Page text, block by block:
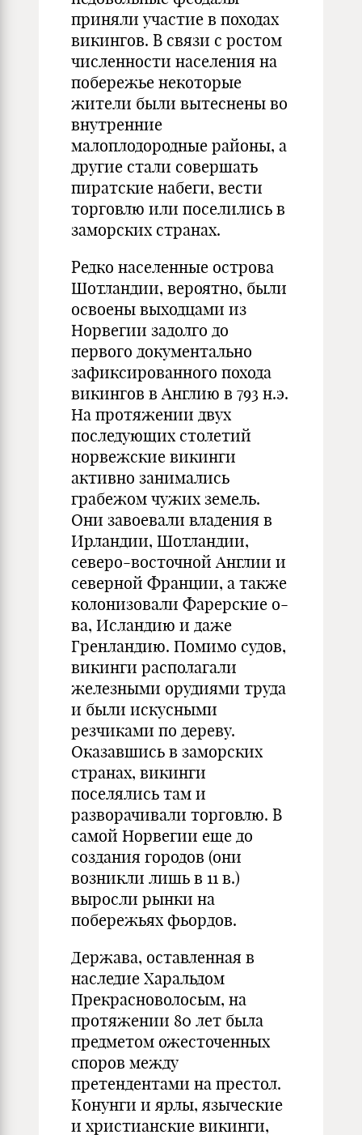
приняли участие в походах
викингов. В связи с ростом
численности населения на
побережье некоторые
жители были вытеснены во
внутренние
малоплодородные районы, а
другие стали совершать
пиратские набеги, вести
торговлю или поселились в
заморских странах.
Редко населенные острова
Шотландии, вероятно, были
освоены выходцами из
Норвегии задолго до
первого документально
зафиксированного похода
викингов в Англию в 793 н.э.
На протяжении двух
последующих столетий
норвежские викинги
активно занимались
грабежом чужих земель.
Они завоевали владения в
Ирландии, Шотландии,
северо-восточной Англии и
северной Франции, а также
колонизовали Фарерские о-
ва, Исландию и даже
Гренландию. Помимо судов,
викинги располагали
железными орудиями труда
и были искусными
резчиками по дереву.
Оказавшись в заморских
странах, викинги
поселялись там и
разворачивали торговлю. В
самой Норвегии еще до
создания городов (они
возникли лишь в 11 в.)
выросли рынки на
побережьях фьордов.
Держава, оставленная в
наследие Харальдом
Прекрасноволосым, на
протяжении 80 лет была
предметом ожесточенных
споров между
претендентами на престол.
Конунги и ярлы, языческие
и христианские викинги,